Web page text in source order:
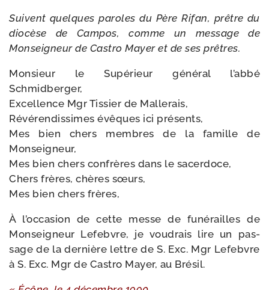
Suivent quelques paroles du Père Rifan, prêtre du
dio­cèse de Campos, comme un mes­sage de
Monseigneur de Castro Mayer et de ses prêtres.
Monsieur le Supérieur géné­ral l’abbé
Schmidberger,
Excellence Mgr Tissier de Mallerais,
Révérendissimes évêques ici présents,
Mes bien chers membres de la famille de
Monseigneur,
Mes bien chers confrères dans le sacerdoce,
Chers frères, chères sœurs,
Mes bien chers frères,
À l’occasion de cette messe de funé­railles de
Monseigneur Lefebvre, je vou­drais lire un pas­
sage de la der­nière lettre de S. Exc. Mgr Lefebvre
à S. Exc. Mgr de Castro Mayer, au Brésil.